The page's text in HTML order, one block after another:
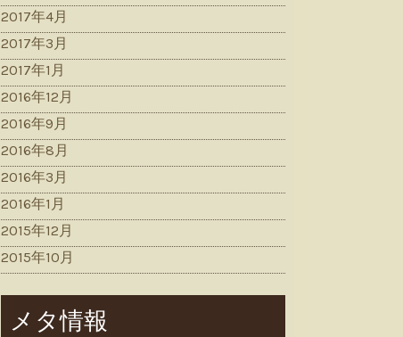
2017年4月
2017年3月
2017年1月
2016年12月
2016年9月
2016年8月
2016年3月
2016年1月
2015年12月
2015年10月
メタ情報